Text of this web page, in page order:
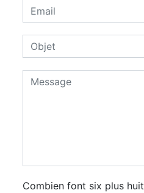
Combien font six plus huit